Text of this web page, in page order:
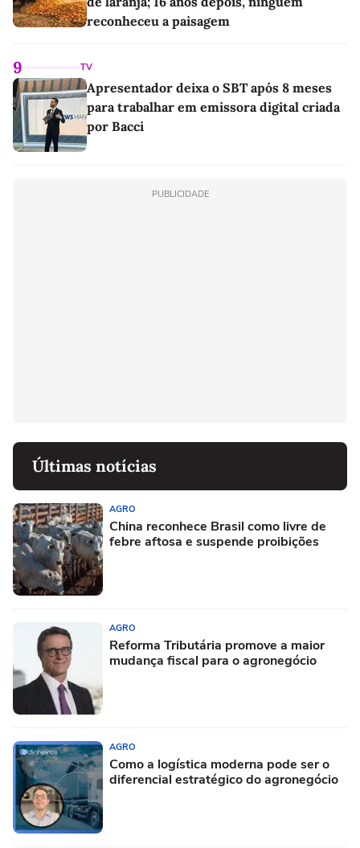
reconheceu a paisagem
9 TV
Apresentador deixa o SBT após 8 meses
para trabalhar em emissora digital criada
por Bacci
PUBLICIDADE
Últimas notícias
AGRO
China reconhece Brasil como livre de
febre aftosa e suspende proibições
AGRO
Reforma Tributária promove a maior
mudança fiscal para o agronegócio
AGRO
Como a logística moderna pode ser o
diferencial estratégico do agronegócio